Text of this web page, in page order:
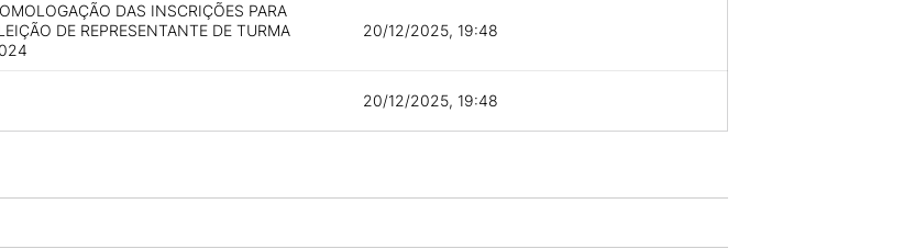
DAS INSCRIÇÕES PARA
DE REPRESENTANTE DE TURMA
20/12/2025, 19:48
20/12/2025, 19:48